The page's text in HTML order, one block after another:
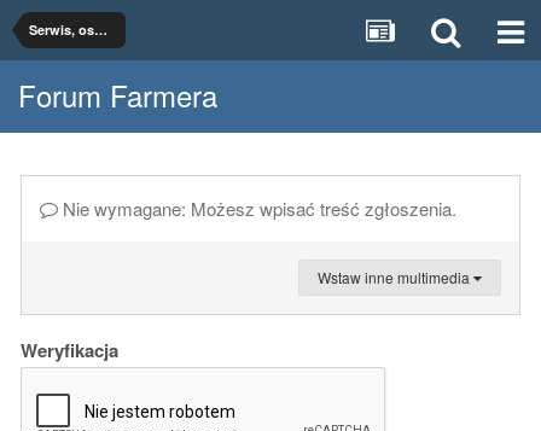
Serwis, osprzęt, części
Forum Farmera
Nie wymagane: Możesz wpisać treść zgłoszenia.
Wstaw inne multimedia
Weryfikacja